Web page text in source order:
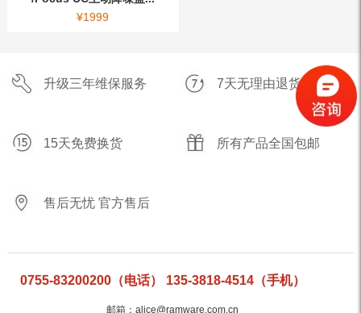
¥1999
升级三年维保服务 7天无理由退货
15天免费换货 所有产品全国包邮
售后无忧 官方售后
0755-83200200（电话） 135-3818-4514（手机）
邮箱：alice@ramware.com.cn